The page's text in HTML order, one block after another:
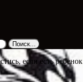
Поиск...
если есть ребенок